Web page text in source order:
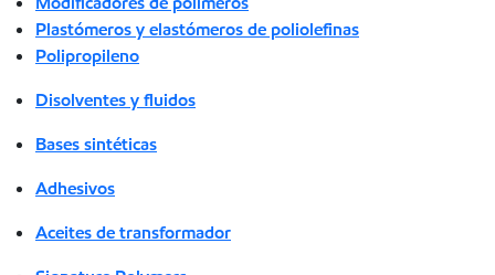
Plastómeros y elastómeros de poliolefinas
Polipropileno
Disolventes y fluidos
Bases sintéticas
Adhesivos
Aceites de transformador